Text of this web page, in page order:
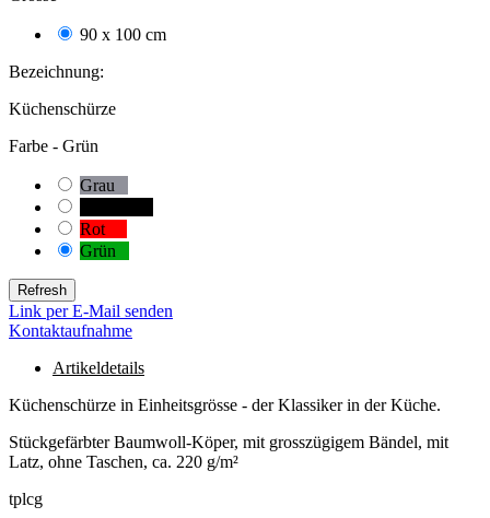
90 x 100 cm
Bezeichnung:
Küchenschürze
Farbe - Grün
Grau
Rot
Grün
Link per E-Mail senden
Kontaktaufnahme
Artikeldetails
Küchenschürze in Einheitsgrösse - der Klassiker in der Küche.
Stückgefärbter Baumwoll-Köper, mit grosszügigem Bändel, mit
Latz, ohne Taschen, ca. 220 g/m²
tplcg